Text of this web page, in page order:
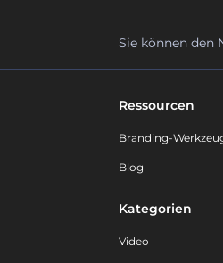
Sie können den
Ressourcen
Branding-
Blog
Kategorien
Video